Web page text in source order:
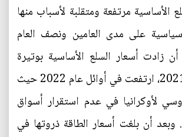
الأساسية مرتفعة ومتقلبة لأسباب منها
على مدى العامين ونصف العام
زادت أسعار السلع الأساسية بوتيرة
سريعة في عام 2021، ارتفعت في أوائل عام 2022 حيث
لأوكرانيا في عدم استقرار أسواق
وبعد أن بلغت أسعار الطاقة ذروتها في